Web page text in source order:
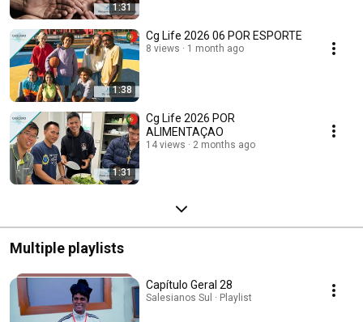
1:31
1:38
Cg Life 2026 06 POR ESPORTE
8 views 1 month ago
1:31
Cg Life 2026 POR
ALIMENTAÇAO
14 views 2 months ago
Multiple playlists
Capítulo Geral 28
Salesianos Sul · Playlist